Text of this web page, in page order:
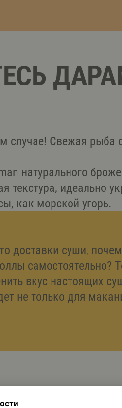
случае! Свежая рыба
натурального
текстура, идеально
как морской угорь.
доставки суши,
самостоятельно?
вкус настоящих
не только для